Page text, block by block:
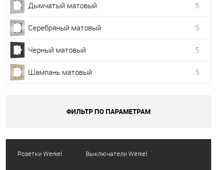
Дымчатый матовый 5
Серебряный матовый 5
Черный матовый 5
Шампань матовый 5
ФИЛЬТР ПО ПАРАМЕТРАМ
Розетки Werkel Выключатели Werkel